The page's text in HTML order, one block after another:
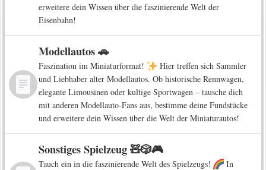
erweitere dein Wissen über die faszinierende Welt der
Eisenbahn!
Modellautos 🚗
Faszination im Miniaturformat!
Hier treffen sich Sammler
und Liebhaber alter Modellautos. Ob historische Rennwagen,
elegante Limousinen oder kultige Sportwagen – tausche dich
mit anderen Modellauto-Fans aus, bestimme deine Fundstücke
und erweitere dein Wissen über die Welt der Miniaturautos!
Sonstiges Spielzeug 🧸🎲🎮
Tauch ein in die faszinierende Welt des Spielzeugs!
In